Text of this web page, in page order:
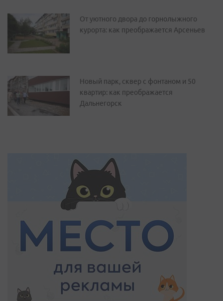
От уютного двора до горнолыжного
курорта: как преображается Арсеньев
Новый парк, сквер с фонтаном и 50
квартир: как преображается
Дальнегорск